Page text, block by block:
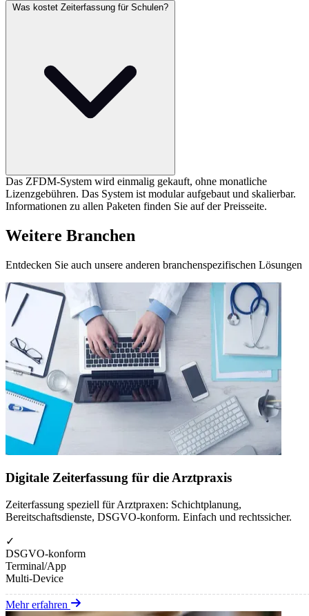
Was kostet Zeiterfassung für Schulen?
Das ZFDM-System wird einmalig gekauft, ohne monatliche
Lizenzgebühren. Das System ist modular aufgebaut und skalierbar.
Informationen zu allen Paketen finden Sie auf der Preisseite.
Weitere Branchen
Entdecken Sie auch unsere anderen branchenspezifischen Lösungen
Digitale Zeiterfassung für die Arztpraxis
Zeiterfassung speziell für Arztpraxen: Schichtplanung,
Bereitschaftsdienste, DSGVO-konform. Einfach und rechtssicher.
✓
DSGVO-konform
Terminal/App
Multi-Device
Mehr erfahren